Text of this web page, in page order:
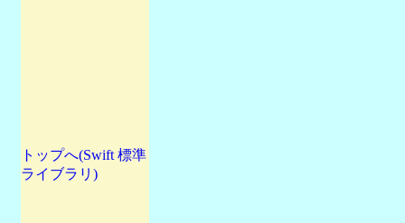
トップへ(Swift 標準
ライブラリ)